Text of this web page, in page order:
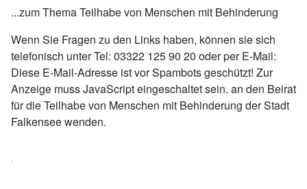
...zum Thema Teilhabe von Menschen mit Behinderung
Wenn Sie Fragen zu den Links haben, können sie sich
telefonisch unter Tel: 03322 125 90 20 oder per E-Mail:
Diese E-Mail-Adresse ist vor Spambots geschützt! Zur
Anzeige muss JavaScript eingeschaltet sein. an den Beirat
für die Teilhabe von Menschen mit Behinderung der Stadt
Falkensee wenden.